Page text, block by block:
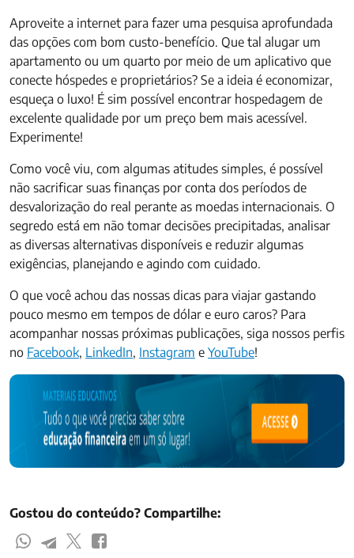
Aproveite a internet para fazer uma pesquisa aprofundada
das opções com bom custo-benefício. Que tal alugar um
apartamento ou um quarto por meio de um aplicativo que
conecte hóspedes e proprietários? Se a ideia é economizar,
esqueça o luxo! É sim possível encontrar hospedagem de
excelente qualidade por um preço bem mais acessível.
Experimente!
Como você viu, com algumas atitudes simples, é possível
não sacrificar suas finanças por conta dos períodos de
desvalorização do real perante as moedas internacionais. O
segredo está em não tomar decisões precipitadas, analisar
as diversas alternativas disponíveis e reduzir algumas
exigências, planejando e agindo com cuidado.
O que você achou das nossas dicas para viajar gastando
pouco mesmo em tempos de dólar e euro caros? Para
acompanhar nossas próximas publicações, siga nossos perfis
no Facebook, LinkedIn, Instagram e YouTube!
Gostou do conteúdo? Compartilhe: